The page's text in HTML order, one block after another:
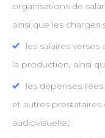
organisations de
ainsi que les charges
les salaires
la production, ainsi
les dépenses
et autres
audiovisuelle ;